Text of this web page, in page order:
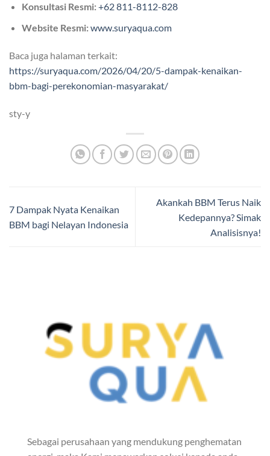
Konsultasi Resmi:+62 811-8112-828
Website Resmi:www.suryaqua.com
Baca juga halaman terkait:
https://suryaqua.com/2026/04/20/5-dampak-kenaikan-
bbm-bagi-perekonomian-masyarakat/
sty-y
7 Dampak Nyata Kenaikan
BBM bagi Nelayan Indonesia
Akankah BBM Terus Naik
Kedepannya? Simak
Analisisnya!
Sebagai perusahaan yang mendukung penghematan